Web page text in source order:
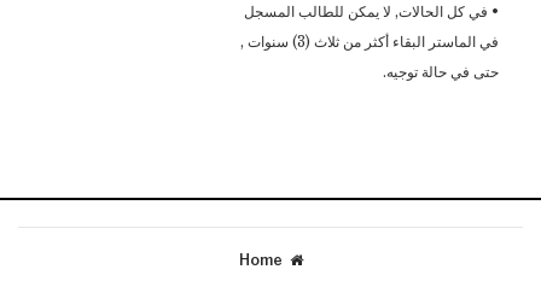
• في كل الحالات, لا يمكن للطالب المسجل
في الماستر البقاء أكثر من ثلاث (3) سنوات ,
حتى في حالة توجيه.
Home